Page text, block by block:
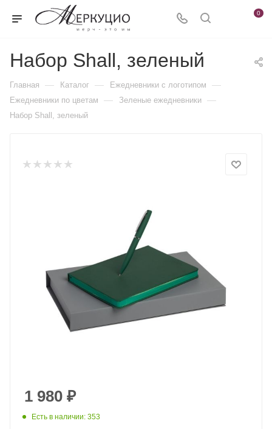
0
Набор Shall, зеленый
Главная — Каталог — Ежедневники c логотипом —
Ежедневники по цветам — Зеленые ежедневники —
Набор Shall, зеленый
1 980 ₽
Есть в наличии: 353